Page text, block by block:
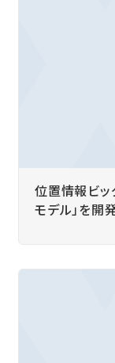
位置情報ビッ
モデル」を開